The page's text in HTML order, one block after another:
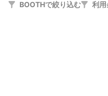
BOOTHで絞り込む 利